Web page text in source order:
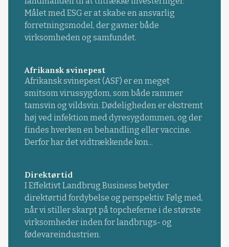
Målet med ESG er at skabe en ansvarlig
forretningsmodel, der gavner både
virksomheden og samfundet.
Afrikansk svinepest
Afrikansk svinepest (ASF) er en meget
smitsom virussygdom, som både rammer
tamsvin og vildsvin. Dødeligheden er ekstremt
høj ved infektion med dyresygdommen, og der
findes hverken en behandling eller vaccine.
Derfor har det vidtrækkende kon...
Direktørtid
I Effektivt Landbrug Business betyder
direktørtid fordybelse og perspektiv. Følg med,
når vi stiller skarpt på topcheferne i de største
virksomheder inden for landbrugs- og
fødevareindustrien.